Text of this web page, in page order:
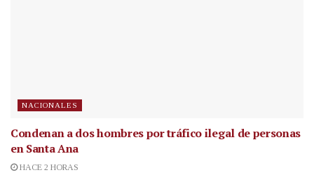
NACIONALES
Condenan a dos hombres por tráfico ilegal de personas
en Santa Ana
HACE 2 HORAS